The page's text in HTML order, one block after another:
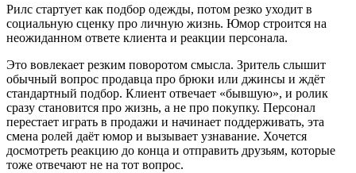
Рилс стартует как подбор одежды, потом резко уходит в
социальную сценку про личную жизнь. Юмор строится на
неожиданном ответе клиента и реакции персонала.
Это вовлекает резким поворотом смысла. Зритель слышит
обычный вопрос продавца про брюки или джинсы и ждёт
стандартный подбор. Клиент отвечает «бывшую», и ролик
сразу становится про жизнь, а не про покупку. Персонал
перестает играть в продажи и начинает поддерживать, эта
смена ролей даёт юмор и вызывает узнавание. Хочется
досмотреть реакцию до конца и отправить друзьям, которые
тоже отвечают не на тот вопрос.